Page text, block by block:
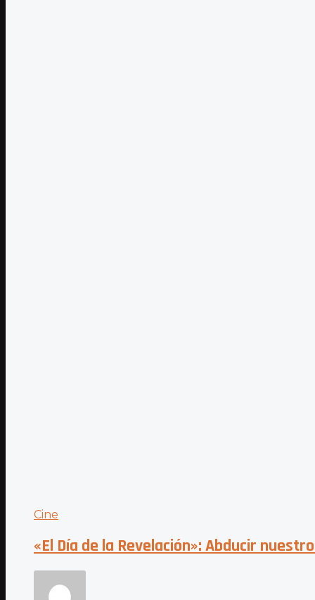
Cine
«El Día de la Revelación»: Abducir